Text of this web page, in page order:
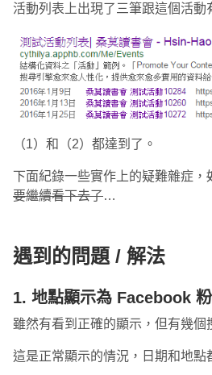
活動列表上出現了三筆跟這個活動
（1）和（2）都達到了。
下面紀錄一些實作上的疑難雜症，
要繼續看下去了…
遇到的問題 / 解法
1. 地點顯示為 Facebook
雖然有看到正確的顯示，但有幾個
這是正常顯示的情況，日期和地點